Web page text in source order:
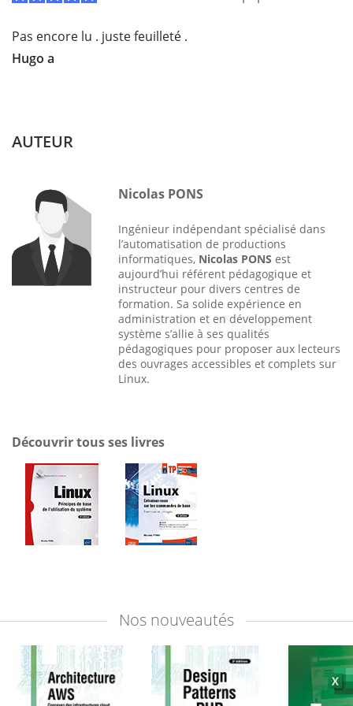
Pas encore lu . juste feuilleté .
Hugo a
AUTEUR
Nicolas PONS
Ingénieur indépendant spécialisé dans
l’automatisation de productions
informatiques, Nicolas PONS est
aujourd’hui référent pédagogique et
instructeur pour divers centres de
formation. Sa solide expérience en
administration et en développement
système s’allie à ses qualités
pédagogiques pour proposer aux lecteurs
des ouvrages accessibles et complets sur
Linux.
Découvrir tous ses livres
Nos nouveautés